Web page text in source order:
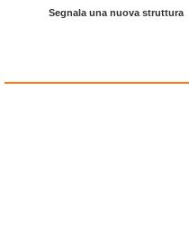
Segnala una nuova struttura